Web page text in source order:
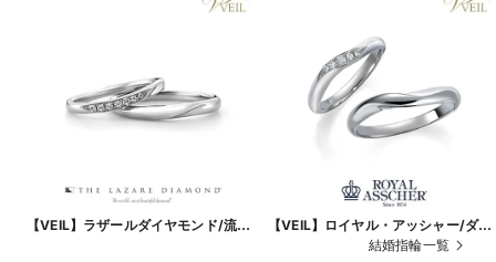
【VEIL】ラザールダイヤモンド/流れ
【VEIL】ロイヤル・アッシャー/ダイ
ヤモンドの美しさを際立てながら、手
結婚指輪一覧